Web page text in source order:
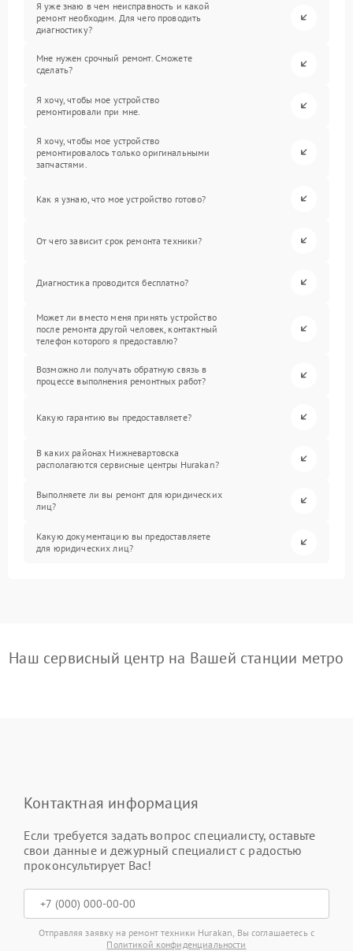
Я уже знаю в чем неисправность и какой
ремонт необходим. Для чего проводить
диагностику?
Мне нужен срочный ремонт. Сможете
сделать?
Я хочу, чтобы мое устройство
ремонтировали при мне.
Я хочу, чтобы мое устройство
ремонтировалось только оригинальными
запчастями.
Как я узнаю, что мое устройство готово?
От чего зависит срок ремонта техники?
Диагностика проводится бесплатно?
Может ли вместо меня принять устройство
после ремонта другой человек, контактный
телефон которого я предоставлю?
Возможно ли получать обратную связь в
процессе выполнения ремонтных работ?
Какую гарантию вы предоставляете?
В каких районах Нижневартовска
располагаются сервисные центры Hurakan?
Выполняете ли вы ремонт для юридических
лиц?
Какую документацию вы предоставляете
для юридических лиц?
Наш сервисный центр на Вашей станции метро
Контактная информация
Если требуется задать вопрос специалисту, оставьте
свои данные и дежурный специалист с радостью
проконсультирует Вас!
Отправляя заявку на ремонт техники Hurakan, Вы соглашаетесь с
Политикой конфиденциальности